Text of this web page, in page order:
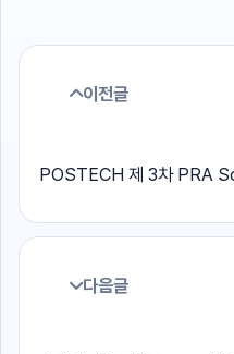
이전글
POSTECH 제 3차 PRA
다음글